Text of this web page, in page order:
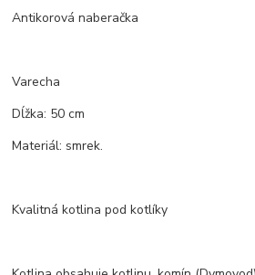
Antikorová naberačka
Varecha
Dĺžka: 50 cm
Materiál: smrek.
Kvalitná kotlina pod kotlíky